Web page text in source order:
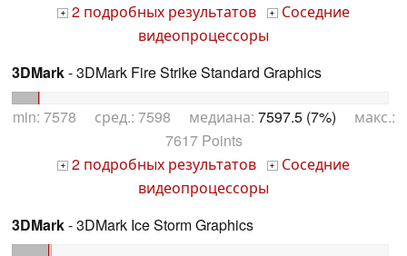
+ 2 подробных результатов + Соседние
видеопроцессоры
3DMark- 3DMark Fire Strike Standard Graphics
min: 7578 сред.: 7598 медиана: 7597.5 (7%) макс.:
7617 Points
+ 2 подробных результатов + Соседние
видеопроцессоры
3DMark- 3DMark Ice Storm Graphics